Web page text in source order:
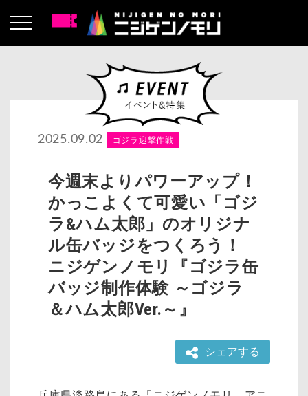
2025.09.02 ゴジラ迎撃作戦
今週末よりパワーアップ！
かっこよくて可愛い「ゴジ
ラ&ハム太郎」のオリジナ
ル缶バッジをつくろう！
ニジゲンノモリ『ゴジラ缶
バッジ制作体験 ～ゴジラ
＆ハム太郎Ver.～』
シェアする